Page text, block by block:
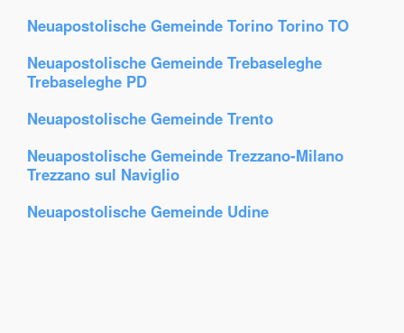
Neuapostolische Gemeinde Torino Torino TO
Neuapostolische Gemeinde Trebaseleghe
Trebaseleghe PD
Neuapostolische Gemeinde Trento
Neuapostolische Gemeinde Trezzano-Milano
Trezzano sul Naviglio
Neuapostolische Gemeinde Udine